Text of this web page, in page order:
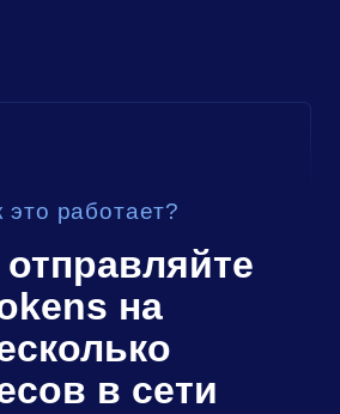
это работает?
отправляйте
на
в сети